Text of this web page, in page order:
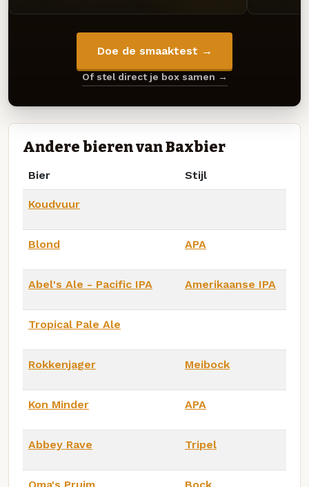
Doe de smaaktest →
Of stel direct je box samen →
Andere bieren van Baxbier
Bier Stijl
Koudvuur
Blond APA
Abel's Ale - Pacific IPA Amerikaanse IPA
Tropical Pale Ale
Rokkenjager Meibock
Kon Minder APA
Abbey Rave Tripel
Oma's Pruim Bock